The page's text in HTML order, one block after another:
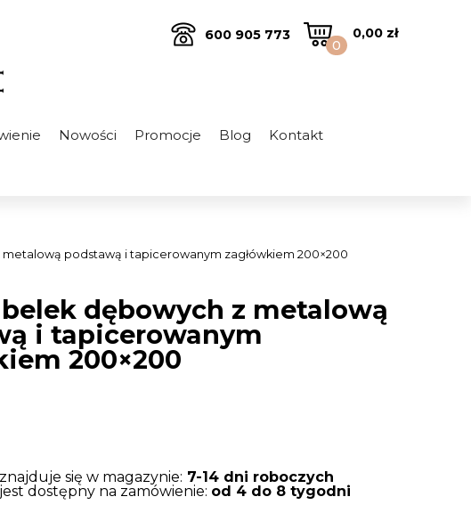
0
0,00 zł
600 905 773
Nowości Promocje Blog Kontakt
podstawą i tapicerowanym zagłówkiem 200×200
dębowych z metalową
i tapicerowanym
200×200
się w magazynie: 7-14 dni roboczych
dostępny na zamówienie: od 4 do 8 tygodni